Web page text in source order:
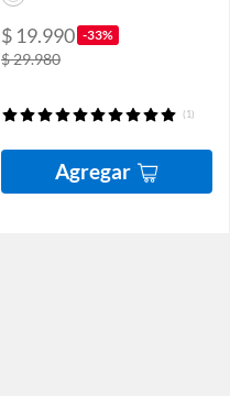
$ 19.990 -33%
$ 29.980
(1)
Agregar